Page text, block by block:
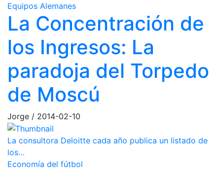
Equipos Alemanes
La Concentración de
los Ingresos: La
paradoja del Torpedo
de Moscú
Jorge / 2014-02-10
La consultora Deloitte cada año publica un listado de
los…
Economía del fútbol